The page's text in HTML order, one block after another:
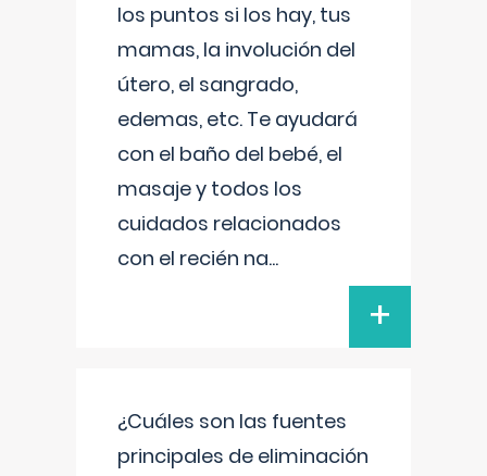
los puntos si los hay, tus
mamas, la involución del
útero, el sangrado,
edemas, etc. Te ayudará
con el baño del bebé, el
masaje y todos los
cuidados relacionados
con el recién na...
+
¿Cuáles son las fuentes
principales de eliminación